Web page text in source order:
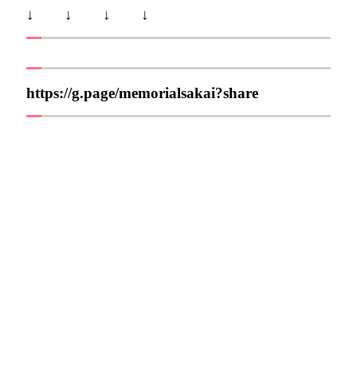
↓ ↓ ↓ ↓
https://g.page/memorialsakai?share